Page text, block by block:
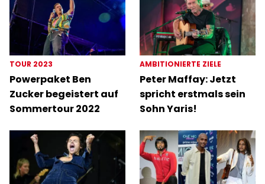
TOUR 2023
Powerpaket Ben
Zucker begeistert auf
Sommertour 2022
AMBITIONIERTE ZIELE
Peter Maffay: Jetzt
spricht erstmals sein
Sohn Yaris!